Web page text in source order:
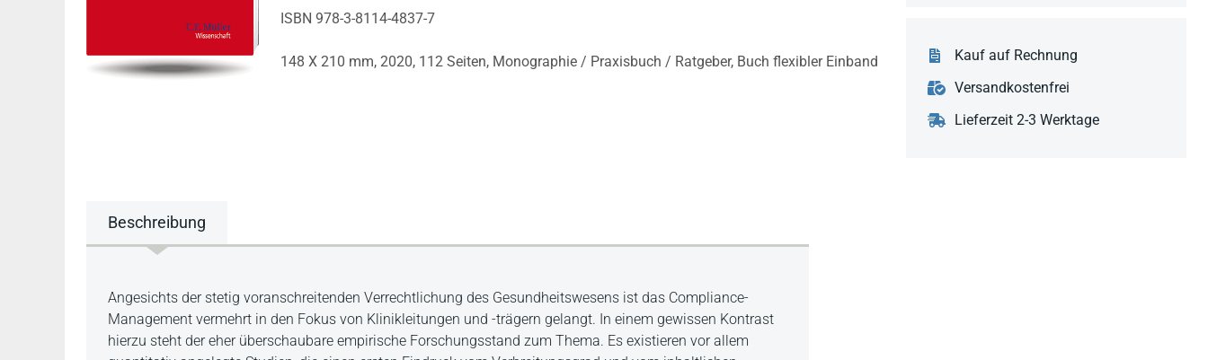
ISBN 978-3-8114-4837-7
148 X 210 mm, 2020, 112 Seiten, Monographie / Praxisbuch / Ratgeber, Buch flexibler Einband
Kauf auf Rechnung
Versandkostenfrei
Lieferzeit 2-3 Werktage
Beschreibung
Beschreibung
Angesichts der stetig voranschreitenden Verrechtlichung des Gesundheitswesens ist das Compliance-
Management vermehrt in den Fokus von Klinikleitungen und -trägern gelangt. In einem gewissen Kontrast
hierzu steht der eher überschaubare empirische Forschungsstand zum Thema. Es existieren vor allem